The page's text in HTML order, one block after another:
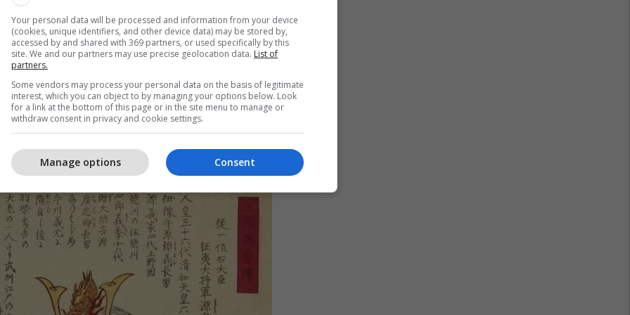
të së kaluarës”: Historia e vërtetë e
të Japonisë
(të censuruara) japoneze
japonezë gjatë shekullit XX
dhe Japonia: Printimet që ndikuan në artin e
Your personal data will be processed and information from your device
(cookies, unique identifiers, and other device data) may be stored by,
accessed by and shared with 369 partners, or used specifically by this
site. We and our partners may use precise geolocation data. List of
partners.
Some vendors may process your personal data on the basis of legitimate
interest, which you can object to by managing your options below. Look
for a link at the bottom of this page or in the site menu to manage or
withdraw consent in privacy and cookie settings.
Consent
Manage options